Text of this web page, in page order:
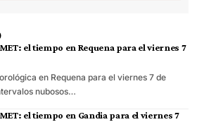
el tiempo en Requena para el viernes 7
en Requena para el viernes 7 de
nubosos…
el tiempo en Gandia para el viernes 7